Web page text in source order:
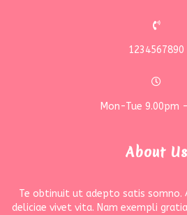
1234567890
Mon-Tue 9.00pm
About Us
Te obtinuit ut adepto satis somno.
deliciae vivet vita. Nam exempli